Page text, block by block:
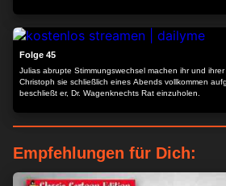
Folge 45
Julias abrupte Stimmungswechsel machen ihr und
Christoph sie schließlich eines Abends vollkommen
beschließt er, Dr. Wagenknechts Rat einzuholen.
Empfehlungen für Dich: